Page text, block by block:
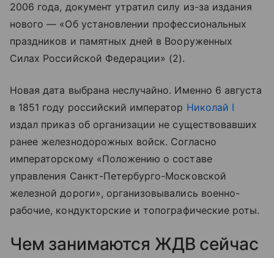
2006 года, документ утратил силу из-за издания
нового — «Об установлении профессиональных
праздников и памятных дней в Вооруженных
Силах Российской Федерации» (2).
Новая дата выбрана неслучайно. Именно 6 августа
в 1851 году российский император Николай I
издал приказ об организации не существовавших
ранее железнодорожных войск. Согласно
императорскому «Положению о составе
управления Санкт-Петербурго-Московской
железной дороги», организовывались военно-
рабочие, кондукторские и топографические роты.
Чем занимаются ЖДВ сейчас